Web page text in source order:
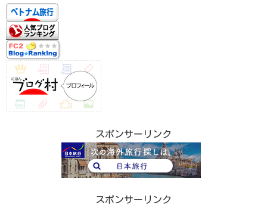
スポンサーリンク
スポンサーリンク